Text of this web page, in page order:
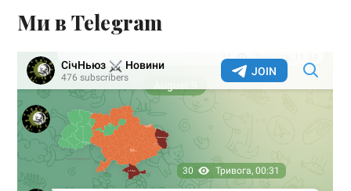
Ми в Telegram